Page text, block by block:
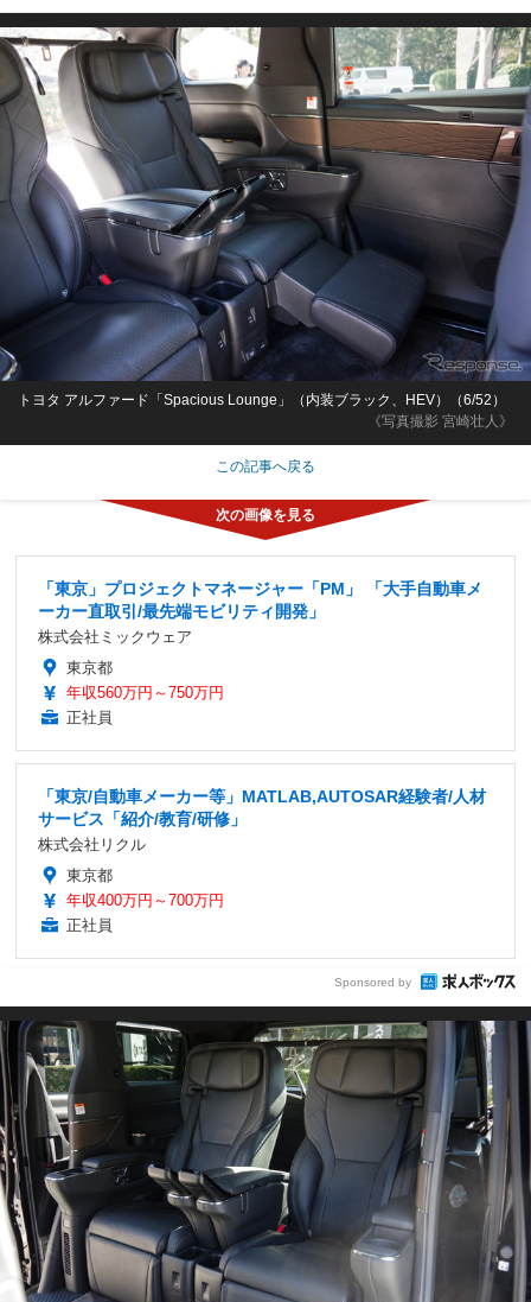
《写真撮影 宮崎壮人》
トヨタ アルファード「Spacious Lounge」（内装ブラック、HEV）（6/52）
この記事へ戻る
「東京」プロジェクトマネージャー「PM」 「大手自動車メ
ーカー直取引/最先端モビリティ開発」
株式会社ミックウェア
東京都
年収560万円～750万円
正社員
「東京/自動車メーカー等」MATLAB,AUTOSAR経験者/人材
サービス「紹介/教育/研修」
株式会社リクル
東京都
年収400万円～700万円
正社員
Sponsored by